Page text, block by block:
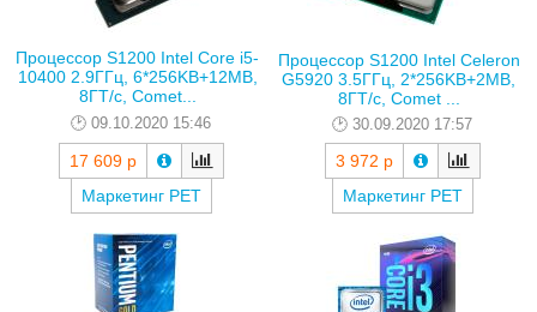
Процессор S1200 Intel Core i5-
10400 2.9ГГц, 6*256KB+12MB,
8ГТ/с, Comet...
09.10.2020 15:46
17 609 р
Маркетинг РЕТ
Процессор S1200 Intel Celeron
G5920 3.5ГГц, 2*256KB+2MB,
8ГТ/с, Comet ...
30.09.2020 17:57
3 972 р
Маркетинг РЕТ